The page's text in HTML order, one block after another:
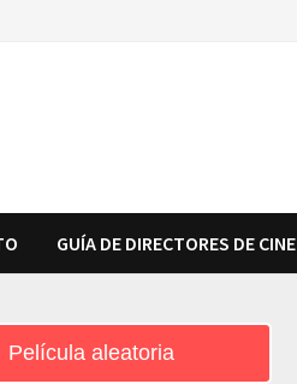
GUÍA DE DIRECTORES DE CINE
Película aleatoria